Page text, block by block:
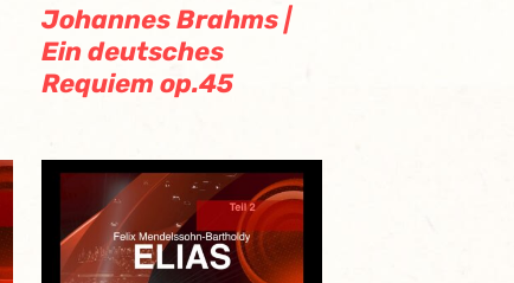
Johannes Brahms |
Ein deutsches
Requiem op.45